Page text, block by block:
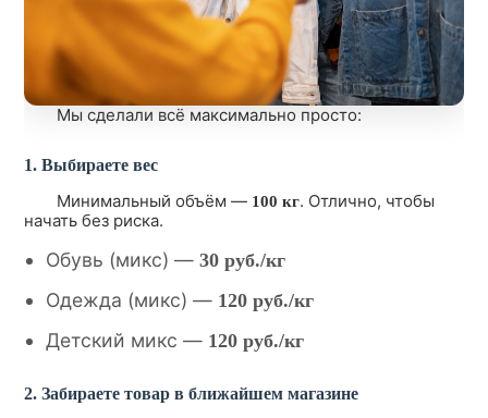
Мы сделали всё максимально просто:
1. Выбираете вес
Минимальный объём — 100 кг. Отлично, чтобы
начать без риска.
Обувь (микс) —30 руб./кг
Одежда (микс) — 120 руб./кг
Детский микс — 120 руб./кг
2. Забираете товар в ближайшем магазине